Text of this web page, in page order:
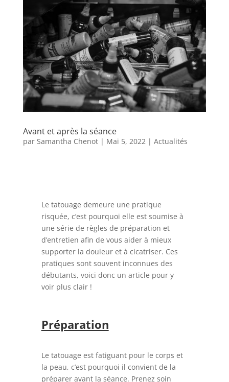
Avant et après la séance
par Samantha Chenot| Mai 5, 2022 | Actualités
Le tatouage demeure une pratique
risquée, c’est pourquoi elle est soumise à
une série de règles de préparation et
d’entretien afin de vous aider à mieux
supporter la douleur et à cicatriser. Ces
pratiques sont souvent inconnues des
débutants, voici donc un article pour y
voir plus clair !
Préparation
Le tatouage est fatiguant pour le corps et
la peau, c’est pourquoi il convient de la
préparer avant la séance. Prenez soin